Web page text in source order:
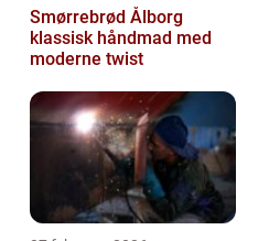
Smørrebrød Ålborg
klassisk håndmad med
moderne twist